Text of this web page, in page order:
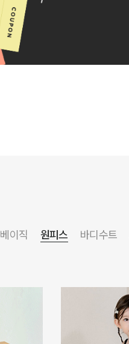
베이직 원피스 바디수트